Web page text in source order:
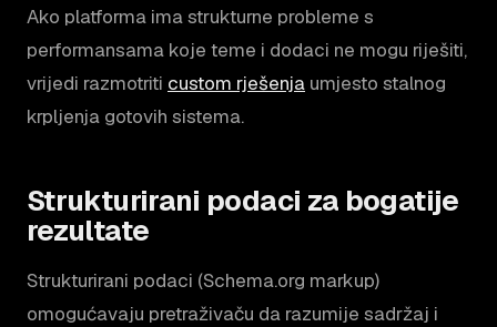
Ako platforma ima strukturne probleme s
performansama koje teme i dodaci ne mogu riješiti,
vrijedi razmotriti custom rješenja umjesto stalnog
krpljenja gotovih sistema.
Strukturirani podaci za bogatije
rezultate
Strukturirani podaci (Schema.org markup)
omogućavaju pretraživaču da razumije sadržaj i